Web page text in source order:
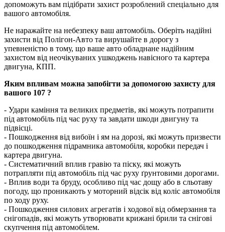
допоможуть вам підібрати захист розроблений спеціально для
вашого автомобіля.
Не наражайте на небезпеку ваш автомобіль. Оберіть надійні
захисти від Полігон-Авто та вирушайте в дорогу з
упевненістю в тому, що ваше авто обладнане надійним
захистом від неочікуваних ушкоджень навісного та картера
двигуна, КПП.
Яким впливам можна запобігти за допомогою захисту для
вашого 107 ?
- Удари каміння та великих предметів, які можуть потрапити
під автомобіль під час руху та завдати шкоди двигуну та
підвісці.
- Пошкодження від вибоїн і ям на дорозі, які можуть призвести
до пошкодження підрамника автомобіля, коробки передач і
картера двигуна.
- Систематичний вплив гравію та піску, які можуть
потрапляти під автомобіль під час руху ґрунтовими дорогами.
- Вплив води та бруду, особливо під час дощу або в сльотаву
погоду, що проникають у моторний відсік від коліс автомобіля
по ходу руху.
- Пошкодження силових агрегатів і ходової від обмерзання та
снігопадів, які можуть утворювати крижані брили та снігові
скупчення під автомобілем.